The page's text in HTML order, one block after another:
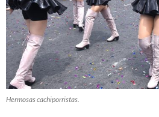
Hermosas cachiporristas.